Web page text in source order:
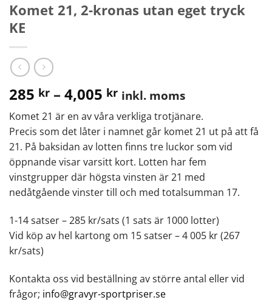
Komet 21, 2-kronas utan eget tryck
KE
285 kr – 4,005 kr inkl. moms
Komet 21 är en av våra verkliga trotjänare.
Precis som det låter i namnet går komet 21 ut på att få
21. På baksidan av lotten finns tre luckor som vid
öppnande visar varsitt kort. Lotten har fem
vinstgrupper där högsta vinsten är 21 med
nedåtgående vinster till och med totalsumman 17.
1-14 satser – 285 kr/sats (1 sats är 1000 lotter)
Vid köp av hel kartong om 15 satser – 4 005 kr (267
kr/sats)
Kontakta oss vid beställning av större antal eller vid
frågor; info@gravyr-sportpriser.se